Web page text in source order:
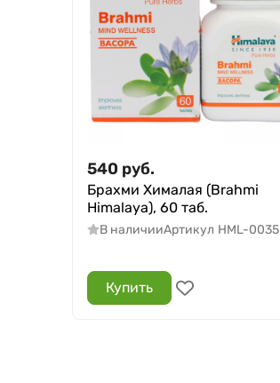
540 руб.
Брахми Хималая (Brahmi
Himalaya), 60 таб.
В наличииАртикул HML-0035
Купить